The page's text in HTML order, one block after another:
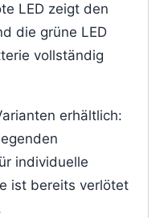
LED zeigt den
die grüne LED
vollständig
erhältlich:
individuelle
ist bereits verlötet